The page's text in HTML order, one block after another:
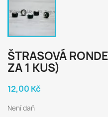
ŠTRASOVÁ
ZA 1 KUS)
12,00 Kč
Není daň